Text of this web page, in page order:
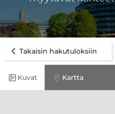
Takaisin hakutuloksiin
Kuvat Kartta